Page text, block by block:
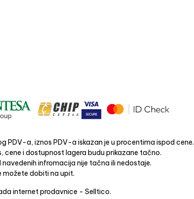
PDV-a, iznos PDV-a iskazan je u procentima ispod cene.
cene i dostupnost lagera budu prikazane tačno.
infromacija nije tačna ili nedostaje.
možete dobiti na upit.
internet prodavnice - Selltico.